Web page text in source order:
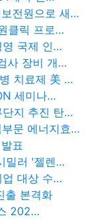
전원으로 새…
클릭 프로…
영 국제 인…
사 장비 개…
치료제 美 …
세미나…
단지 추진 탄…
문 에너지효…
표
밀러 '젤렌…
업 대상 수…
출 본격화
202…